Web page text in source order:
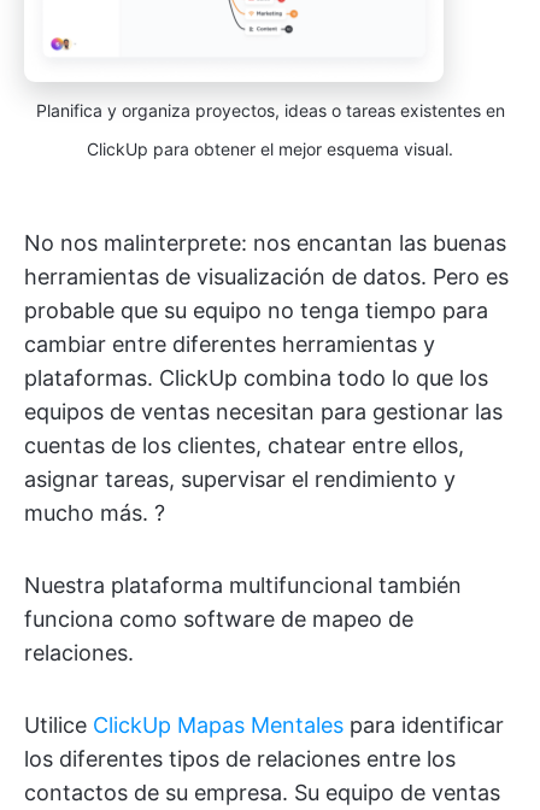
Planifica y organiza proyectos, ideas o tareas existentes en
ClickUp para obtener el mejor esquema visual.
No nos malinterprete: nos encantan las buenas
herramientas de visualización de datos. Pero es
probable que su equipo no tenga tiempo para
cambiar entre diferentes herramientas y
plataformas. ClickUp combina todo lo que los
equipos de ventas necesitan para gestionar las
cuentas de los clientes, chatear entre ellos,
asignar tareas, supervisar el rendimiento y
mucho más. ?
Nuestra plataforma multifuncional también
funciona como software de mapeo de
relaciones.
Utilice ClickUp Mapas Mentales para identificar
los diferentes tipos de relaciones entre los
contactos de su empresa. Su equipo de ventas